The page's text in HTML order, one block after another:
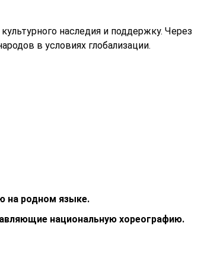
наследия и поддержку. Через
в условиях глобализации.
на родном языке.
национальную хореографию.